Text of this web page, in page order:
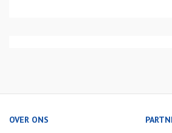
OVER ONS